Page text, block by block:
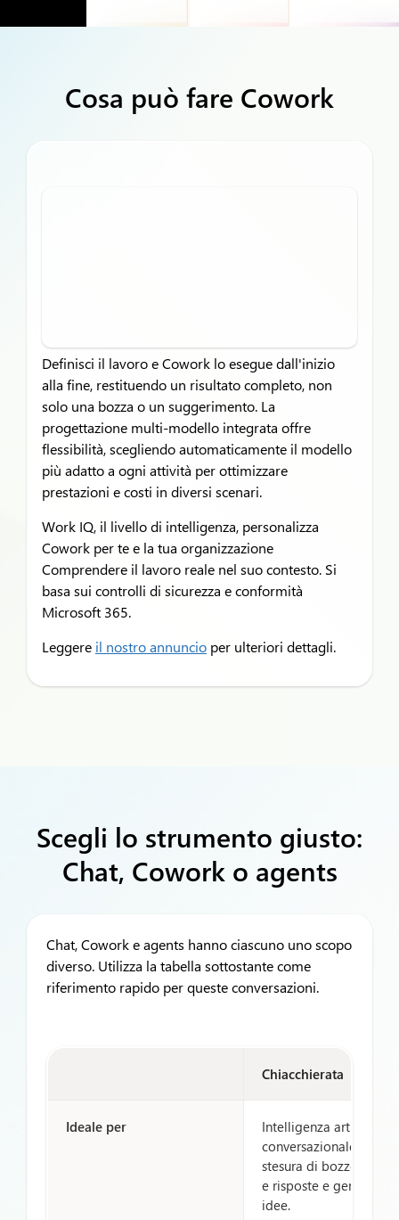
Cosa può fare Cowork
Definisci il lavoro e Cowork lo esegue dall'inizio
alla fine, restituendo un risultato completo, non
solo una bozza o un suggerimento. La
progettazione multi-modello integrata offre
flessibilità, scegliendo automaticamente il modello
più adatto a ogni attività per ottimizzare
prestazioni e costi in diversi scenari.
Work IQ, il livello di intelligenza, personalizza
Cowork per te e la tua organizzazione
Comprendere il lavoro reale nel suo contesto. Si
basa sui controlli di sicurezza e conformità
Microsoft 365.
Leggere il nostro annuncio per ulteriori dettagli.
Scegli lo strumento giusto:
Chat, Cowork o agents
Chat, Cowork e agents hanno ciascuno uno scopo
diverso. Utilizza la tabella sottostante come
riferimento rapido per queste conversazioni.
Chiacchierata
Ideale per
Intelligenza artificiale
conversazionale per la
stesura di bozze,
e risposte e
idee.